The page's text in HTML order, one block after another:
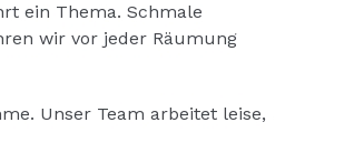
ein Thema. Schmale
wir vor jeder Räumung
Unser Team arbeitet leise,